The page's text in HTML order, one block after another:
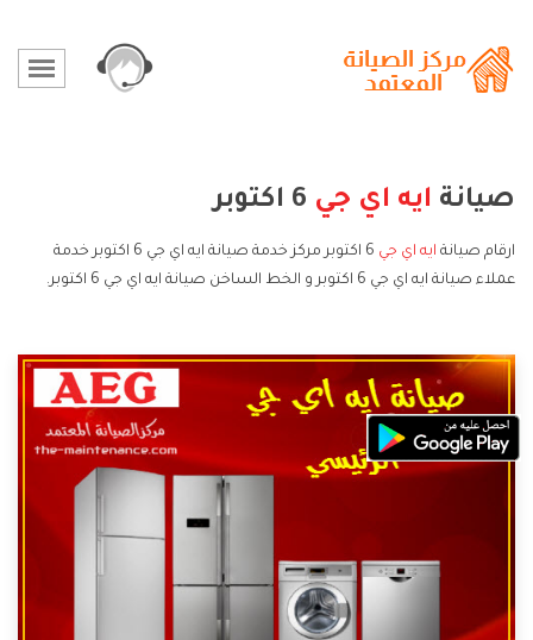
صيانة ايه اي جي
ارقام صيانة ايه اي جي
6 اكتوبر مركز خدمة صيانة ايه اي جي 6 اكتوبر خدمة
عملاء صيانة ايه اي جي 6 اكتوبر و الخط الساخن صيانة ايه اي جي 6 اكتوبر.